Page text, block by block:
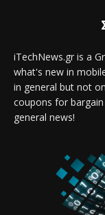
iTechNews.gr is a
what's new in
in general but not
coupons for
general news!